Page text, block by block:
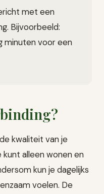
met een
Bijvoorbeeld:
minuten voor een
kwaliteit van je
alleen wonen en
kun je dagelijks
voelen. De